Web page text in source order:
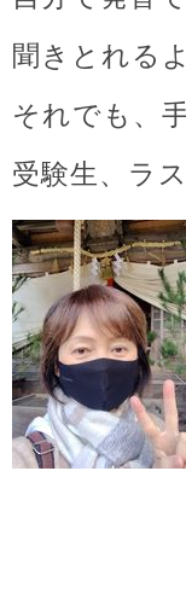
聞きとれる
それでも、
受験生、ラ